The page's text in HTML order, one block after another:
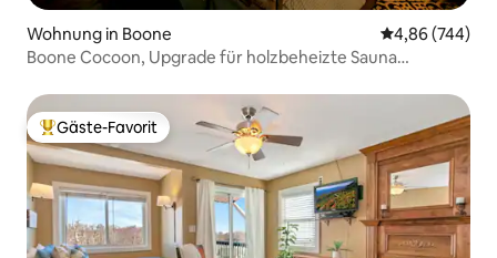
Wohnung in Boone
4,86 (744)
Boone Cocoon, Upgrade für holzbeheizte Sauna
Beliebter Gäste-Favorit.
Gäste-Favorit